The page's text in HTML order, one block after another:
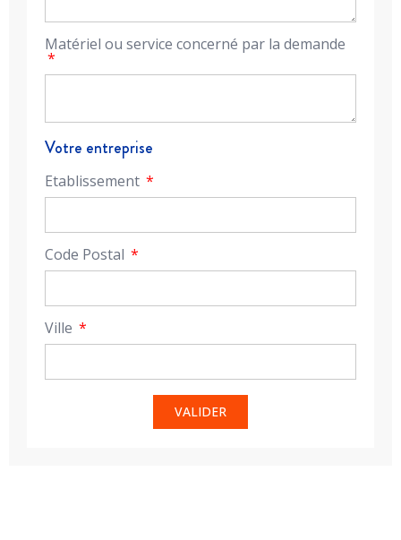
Matériel ou service concerné par la demande
Votre entreprise
Etablissement
Code Postal
Ville
VALIDER